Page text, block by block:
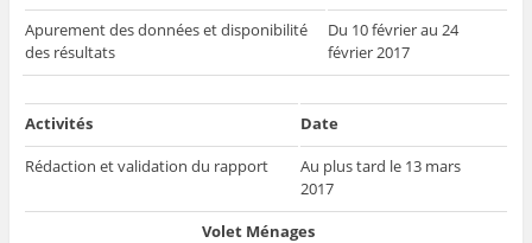
Apurement des données et disponibilité
des résultats
Du 10 février au 24
février 2017
Activités
Date
Rédaction et validation du rapport
Au plus tard le 13 mars
2017
Volet Ménages